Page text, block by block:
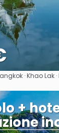
Se
· Khao Lak
+